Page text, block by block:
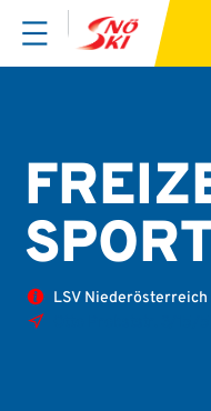
LSV Niederösterreich